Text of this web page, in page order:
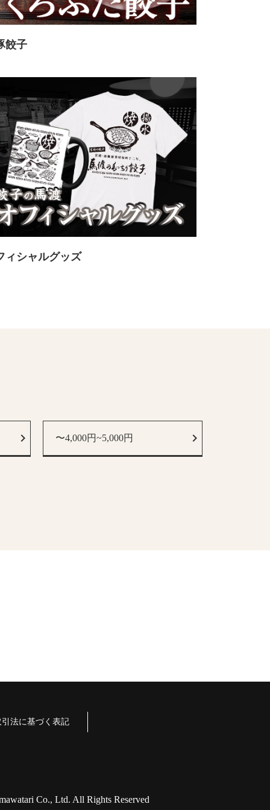
餃子
ィシャルグッズ
〜4,000円~5,000円
法に基づく表記
Co., Ltd. All Rights Reserved